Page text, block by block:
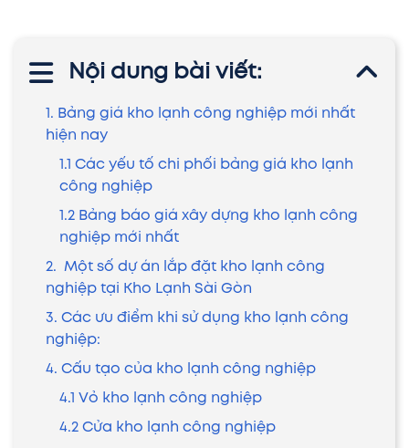
Nội dung bài viết:
1. Bảng giá kho lạnh công nghiệp mới nhất
hiện nay
1.1 Các yếu tố chi phối bảng giá kho lạnh
công nghiệp
1.2 Bảng báo giá xây dựng kho lạnh công
nghiệp mới nhất
2. Một số dự án lắp đặt kho lạnh công
nghiệp tại Kho Lạnh Sài Gòn
3. Các ưu điểm khi sử dụng kho lạnh công
nghiệp:
4. Cấu tạo của kho lạnh công nghiệp
4.1 Vỏ kho lạnh công nghiệp
4.2 Cửa kho lạnh công nghiệp